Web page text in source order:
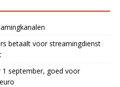
betaalt voor streamingdienst
1 september, goed voor